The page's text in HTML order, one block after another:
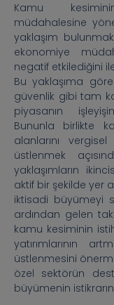
Kamu
müdahalesine
yaklaşım
ekonomiye
negatif etkilediğini
Bu yaklaşıma
güvenlik gibi tam
piyasanın
Bununla birlikte
alanlarını
üstlenmek
yaklaşımların
aktif bir şekilde yer
iktisadi büyümeyi
ardından gelen
kamu kesiminin
yatırımlarının
üstlenmesini
özel sektörün
büyümenin